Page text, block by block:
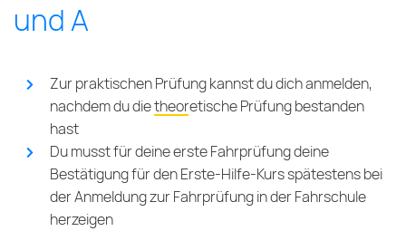
und A
Zur praktischen Prüfung kannst du dich anmelden,
nachdem du dietheoretische Prüfungbestanden
hast
Du musst für deine erste Fahrprüfung deine
Bestätigung für den Erste-Hilfe-Kurs spätestens bei
der Anmeldung zur Fahrprüfung in der Fahrschule
herzeigen